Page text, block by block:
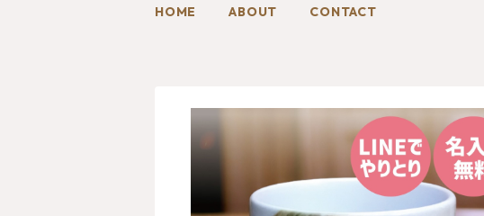
HOME ABOUT CONTACT